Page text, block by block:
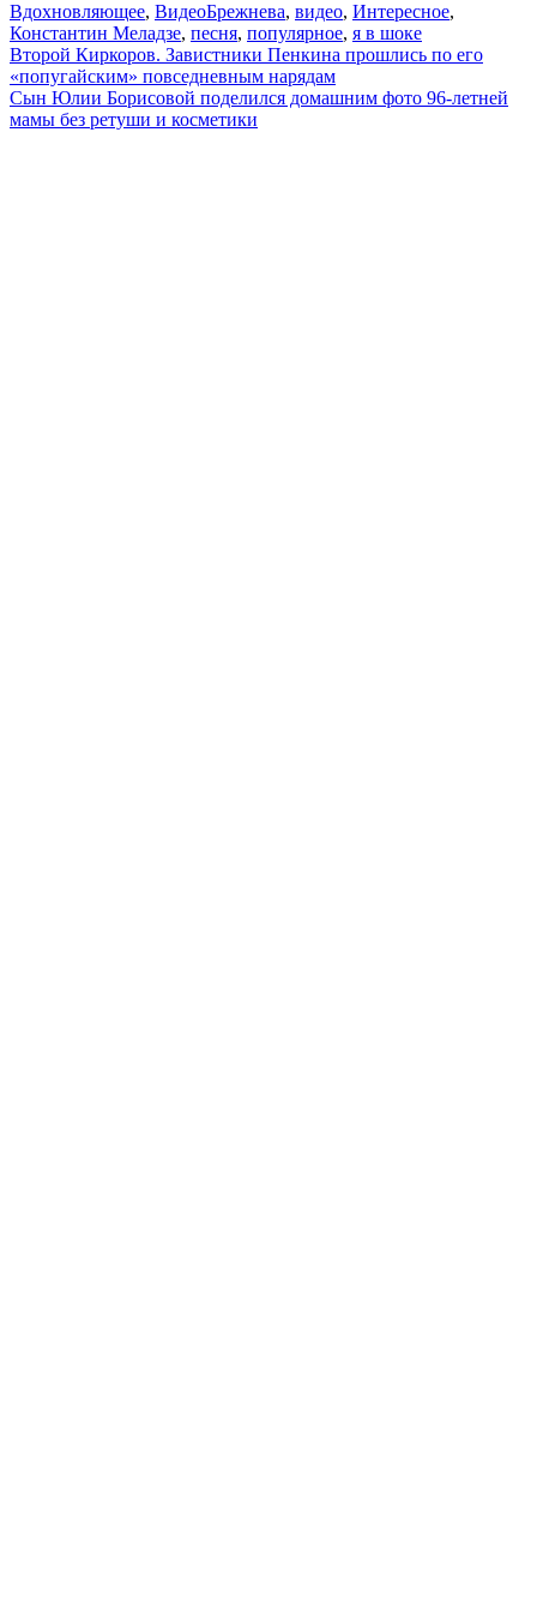
Вдохновляющее, ВидеоБрежнева, видео, Интересное,
Константин Меладзе, песня, популярное, я в шоке
Навигация
по
записям
Второй Киркоров. Завистники Пенкина прошлись по его
«попугайским» повседневным нарядам
Сын Юлии Борисовой поделился домашним фото 96-летней
мамы без ретуши и косметики